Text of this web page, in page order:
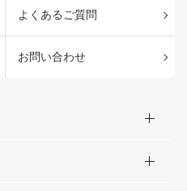
よくあるご質問
お問い合わせ